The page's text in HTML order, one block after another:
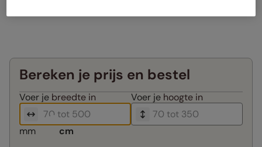
Bereken je prijs en bestel
Voer je breedte in Voer je hoogte in
mm cm